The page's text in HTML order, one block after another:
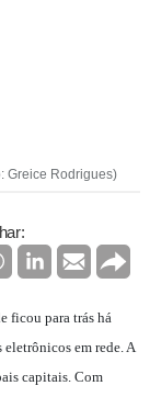
Greice Rodrigues)
ficou para trás há
eletrônicos em rede. A
capitais. Com